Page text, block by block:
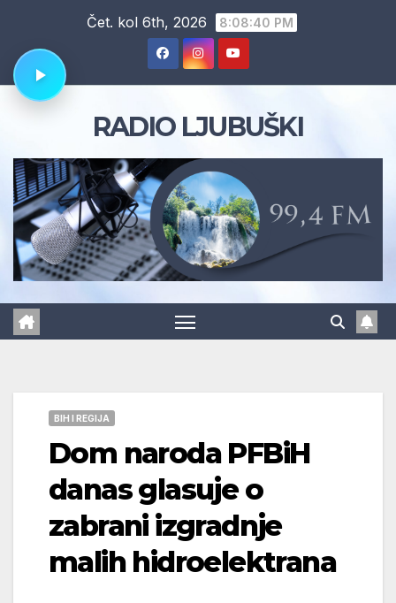
content
Čet. kol 6th, 2026 8:08:41 PM
RADIO LJUBUŠKI
BIH I REGIJA
Dom naroda PFBiH
danas glasuje o
zabrani izgradnje
malih hidroelektrana